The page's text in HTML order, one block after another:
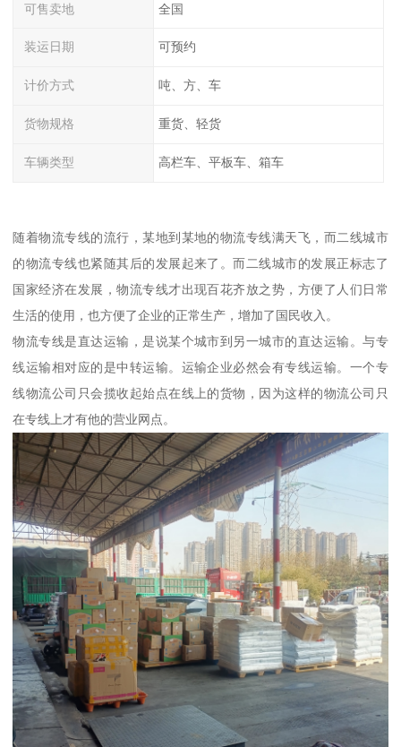
可售卖地 全国
装运日期 可预约
计价方式 吨、方、车
货物规格 重货、轻货
车辆类型 高栏车、平板车、箱车
随着物流专线的流行，某地到某地的物流专线满天飞，而二线城市
的物流专线也紧随其后的发展起来了。而二线城市的发展正标志了
国家经济在发展，物流专线才出现百花齐放之势，方便了人们日常
生活的使用，也方便了企业的正常生产，增加了国民收入。
物流专线是直达运输，是说某个城市到另一城市的直达运输。与专
线运输相对应的是中转运输。运输企业必然会有专线运输。一个专
线物流公司只会揽收起始点在线上的货物，因为这样的物流公司只
在专线上才有他的营业网点。